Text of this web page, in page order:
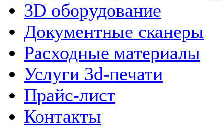
3D оборудование
Документные сканеры
Расходные материалы
Услуги 3d-печати
Прайс-лист
Контакты